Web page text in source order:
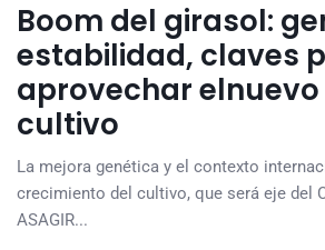
Boom del girasol:
estabilidad, claves
aprovechar
cultivo
La mejora genética y el contexto
crecimiento del cultivo, que será eje del
ASAGIR...